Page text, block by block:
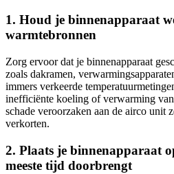
1. Houd je binnenapparaat
warmtebronnen
Zorg ervoor dat je binnenapparaat
zoals dakramen,
immers verkeerde
inefficiënte koeling of verwarming
schade veroorzaken aan de airco unit
verkorten.
2. Plaats je binnenapparaat
meeste tijd doorbrengt